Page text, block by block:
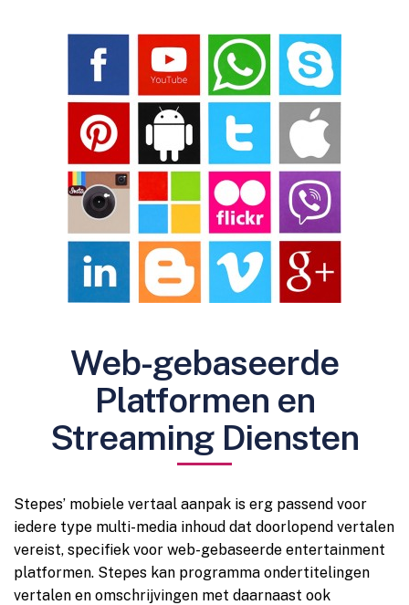
Web-gebaseerde
Platformen en
Streaming Diensten
Stepes’ mobiele vertaal aanpak is erg passend voor
iedere type multi-media inhoud dat doorlopend vertalen
vereist, specifiek voor web-gebaseerde entertainment
platformen. Stepes kan programma ondertitelingen
vertalen en omschrijvingen met daarnaast ook